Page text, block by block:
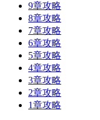
9章攻略
8章攻略
7章攻略
6章攻略
5章攻略
4章攻略
3章攻略
2章攻略
1章攻略